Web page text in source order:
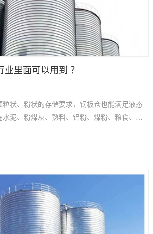
里面可以用到 ？
状、粉状的存储要求，钢板仓也能满足液态
泥、粉煤灰、熟料、铝粉、煤粉、粮食、油
到了广泛的应用。并且占地少，储量大，工期